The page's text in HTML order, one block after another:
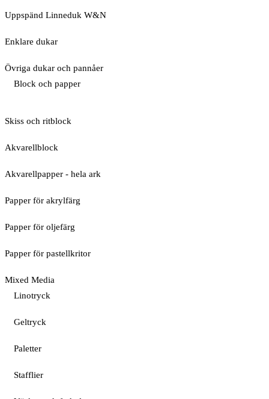
Uppspänd Linneduk W&N
Enklare dukar
Övriga dukar och pannåer
Block och papper
Skiss och ritblock
Akvarellblock
Akvarellpapper - hela ark
Papper för akrylfärg
Papper för oljefärg
Papper för pastellkritor
Mixed Media
Linotryck
Geltryck
Paletter
Stafflier